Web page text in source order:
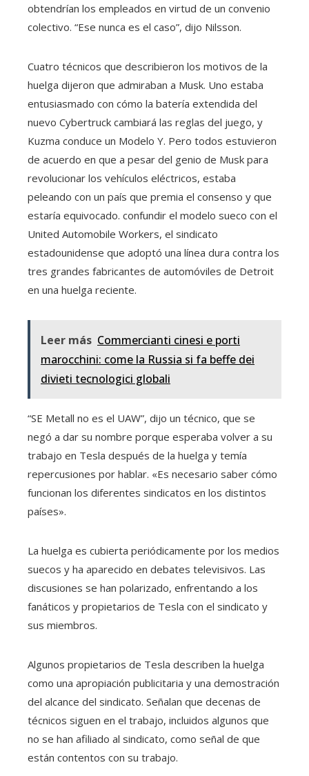
obtendrían los empleados en virtud de un convenio
colectivo. “Ese nunca es el caso”, dijo Nilsson.
Cuatro técnicos que describieron los motivos de la
huelga dijeron que admiraban a Musk. Uno estaba
entusiasmado con cómo la batería extendida del
nuevo Cybertruck cambiará las reglas del juego, y
Kuzma conduce un Modelo Y. Pero todos estuvieron
de acuerdo en que a pesar del genio de Musk para
revolucionar los vehículos eléctricos, estaba
peleando con un país que premia el consenso y que
estaría equivocado. confundir el modelo sueco con el
United Automobile Workers, el sindicato
estadounidense que adoptó una línea dura contra los
tres grandes fabricantes de automóviles de Detroit
en una huelga reciente.
Leer más Commercianti cinesi e porti
marocchini: come la Russia si fa beffe dei
divieti tecnologici globali
“SE Metall no es el UAW”, dijo un técnico, que se
negó a dar su nombre porque esperaba volver a su
trabajo en Tesla después de la huelga y temía
repercusiones por hablar. «Es necesario saber cómo
funcionan los diferentes sindicatos en los distintos
países».
La huelga es cubierta periódicamente por los medios
suecos y ha aparecido en debates televisivos. Las
discusiones se han polarizado, enfrentando a los
fanáticos y propietarios de Tesla con el sindicato y
sus miembros.
Algunos propietarios de Tesla describen la huelga
como una apropiación publicitaria y una demostración
del alcance del sindicato. Señalan que decenas de
técnicos siguen en el trabajo, incluidos algunos que
no se han afiliado al sindicato, como señal de que
están contentos con su trabajo.